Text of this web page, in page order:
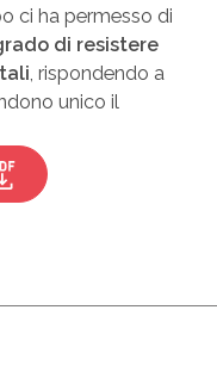
ci ha permesso di
di resistere
, rispondendo a
unico il